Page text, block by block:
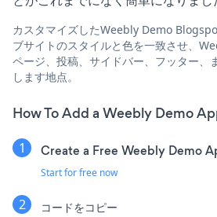
カスタマイズしたWeebly Demo
ブサイトのスタイルと色を一致させ、
ページ、投稿、サイドバー、フッター、
します地点。
How To Add a Weebly Demo
Create a Free Weebly Demo
Start for free now
コードをコピー